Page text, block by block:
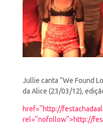
Jullie canta “We Found
da Alice (23/03/12),
href=”http://
rel=”nofollow”>http://